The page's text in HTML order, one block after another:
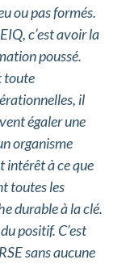
ou pas formés.
c’est avoir la
poussé.
toute
il
égaler une
organisme
intérêt à ce que
toutes les
durable à la clé.
positif. C’est
sans aucune